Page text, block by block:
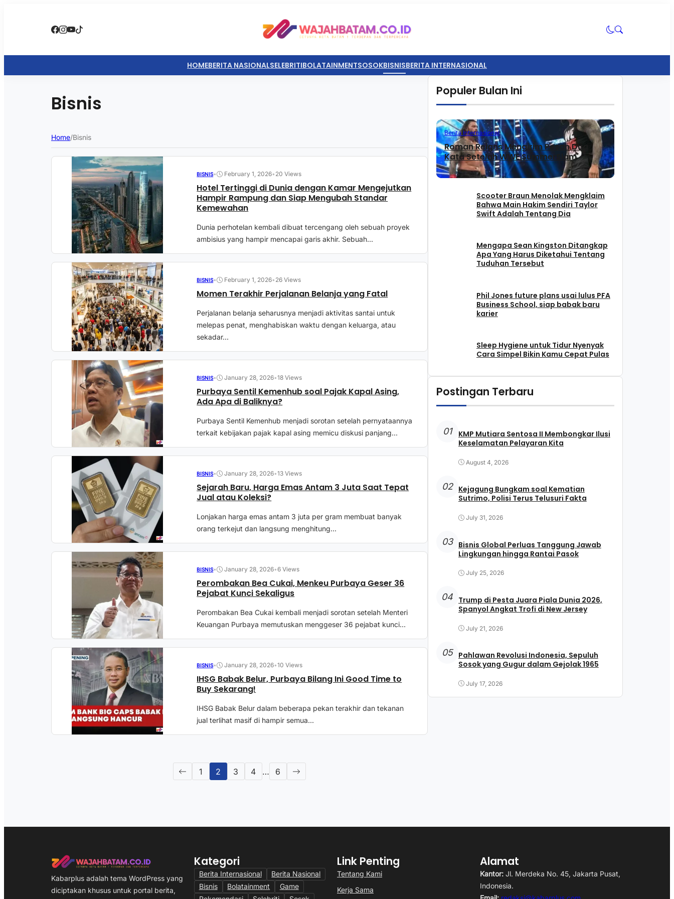
HOMEBERITA NASIONALSELEBRITIBOLATAINMENTSOSOKBISNISBERITA INTERNASIONAL
Bisnis
Home/Bisnis
BISNIS• February 1, 2026• 20 Views
Hotel Tertinggi di Dunia dengan Kamar Mengejutkan
Hampir Rampung dan Siap Mengubah Standar
Kemewahan
Dunia perhotelan kembali dibuat tercengang oleh sebuah proyek
ambisius yang hampir mencapai garis akhir. Sebuah...
BISNIS• February 1, 2026• 26 Views
Momen Terakhir Perjalanan Belanja yang Fatal
Perjalanan belanja seharusnya menjadi aktivitas santai untuk
melepas penat, menghabiskan waktu dengan keluarga, atau
sekadar...
BISNIS• January 28, 2026•18 Views
Purbaya Sentil Kemenhub soal Pajak Kapal Asing,
Ada Apa di Baliknya?
Purbaya Sentil Kemenhub menjadi sorotan setelah pernyataannya
terkait kebijakan pajak kapal asing memicu diskusi panjang...
BISNIS• January 28, 2026•13 Views
Sejarah Baru, Harga Emas Antam 3 Juta Saat Tepat
Jual atau Koleksi?
Lonjakan harga emas antam 3 juta per gram membuat banyak
orang terkejut dan langsung menghitung...
BISNIS• January 28, 2026•6 Views
Perombakan Bea Cukai, Menkeu Purbaya Geser 36
Pejabat Kunci Sekaligus
Perombakan Bea Cukai kembali menjadi sorotan setelah Menteri
Keuangan Purbaya memutuskan menggeser 36 pejabat kunci...
BISNIS• January 28, 2026•10 Views
IHSG Babak Belur, Purbaya Bilang Ini Good Time to
Buy Sekarang!
IHSG Babak Belur dalam beberapa pekan terakhir dan tekanan
jual terlihat masif di hampir semua...
1 2 3 4 … 6
Populer Bulan Ini
Berita Internasional
Roman Reigns Mengirim Pesan Dua
Kata Setelah WWE SummerSlam
Scooter Braun Menolak Mengklaim
Bahwa Main Hakim Sendiri Taylor
Swift Adalah Tentang Dia
Mengapa Sean Kingston Ditangkap
Apa Yang Harus Diketahui Tentang
Tuduhan Tersebut
Phil Jones future plans usai lulus PFA
Business School, siap babak baru
karier
Sleep Hygiene untuk Tidur Nyenyak
Cara Simpel Bikin Kamu Cepat Pulas
Postingan Terbaru
01
KMP Mutiara Sentosa II Membongkar Ilusi
Keselamatan Pelayaran Kita
August 4, 2026
02
Kejagung Bungkam soal Kematian
Sutrimo, Polisi Terus Telusuri Fakta
July 31, 2026
03
Bisnis Global Perluas Tanggung Jawab
Lingkungan hingga Rantai Pasok
July 25, 2026
04 Trump di Pesta Juara Piala Dunia 2026,
Spanyol Angkat Trofi di New Jersey
July 21, 2026
05
Pahlawan Revolusi Indonesia, Sepuluh
Sosok yang Gugur dalam Gejolak 1965
July 17, 2026
Kabarplus adalah tema WordPress yang
diciptakan khusus untuk portal berita,
Kategori
Berita Internasional
Berita Nasional
Bisnis
Bolatainment
Game
Link Penting
Tentang Kami
Kerja Sama
Alamat
Kantor: Jl. Merdeka No. 45, Jakarta Pusat,
Indonesia.